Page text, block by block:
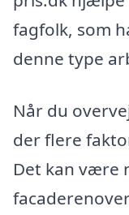
fagfolk, som
denne type
Når du
der flere
Det kan være